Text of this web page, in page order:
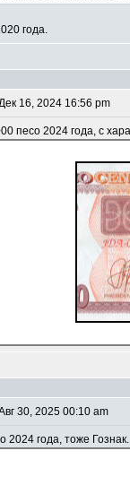
года.
16, 2024 16:56 pm
песо 2024 года, с
30, 2025 00:10 am
2024 года, тоже Гознак.